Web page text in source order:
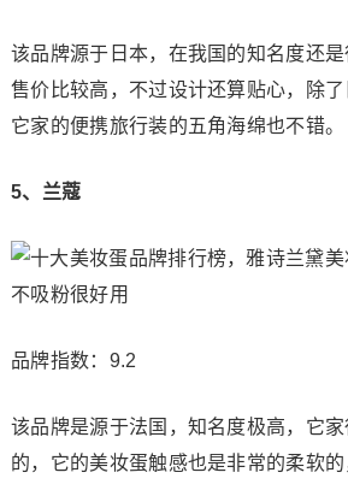
该品牌源于日本，在我国的知名度还
售价比较高，不过设计还算贴心，除了
它家的便携旅行装的五角海绵也不错。
5、兰蔻
品牌指数：9.2
该品牌是源于法国，知名度极高，它
的，它的美妆蛋触感也是非常的柔软的